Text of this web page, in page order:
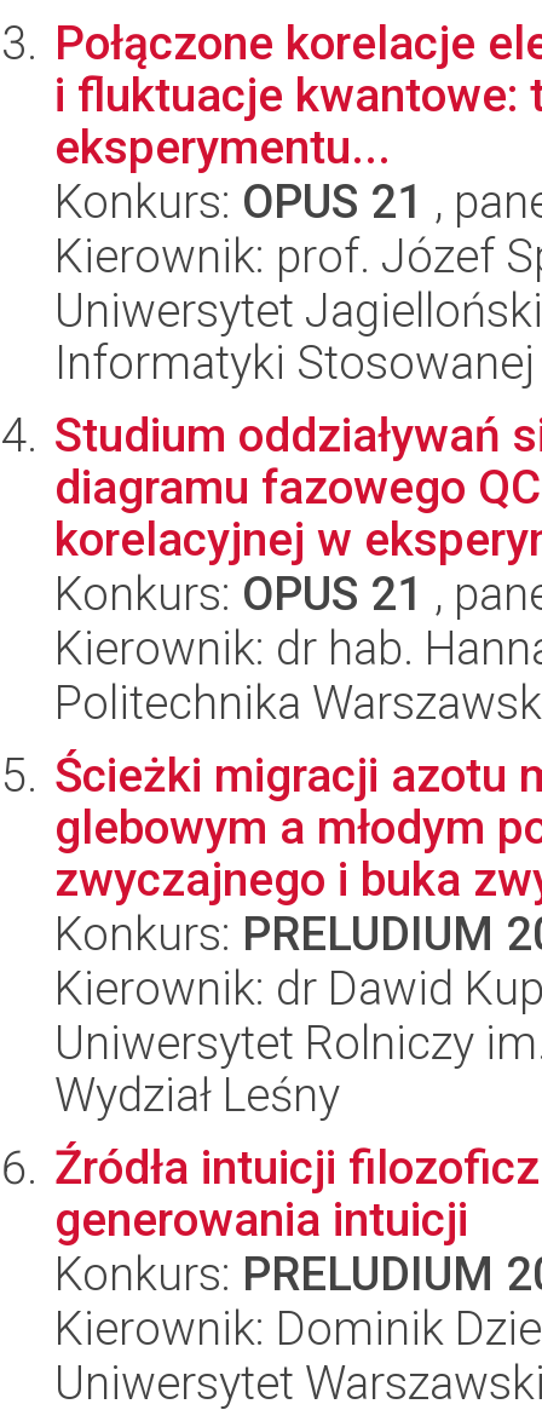
Połączone korelacje
i fluktuacje kwantowe:
eksperymentu...
Konkurs: OPUS 21 ,
Kierownik: prof. Józef
Uniwersytet
Informatyki Stosowanej
Studium oddziaływań
diagramu fazowego
korelacyjnej w
Konkurs: OPUS 21 ,
Kierownik: dr hab.
Politechnika
Ścieżki migracji azotu
glebowym a młodym
zwyczajnego i buka
Konkurs: PRELUDIUM
Kierownik: dr Dawid
Uniwersytet Rolniczy
Wydział Leśny
Źródła intuicji
generowania intuicji
Konkurs: PRELUDIUM
Kierownik: Dominik
Uniwersytet